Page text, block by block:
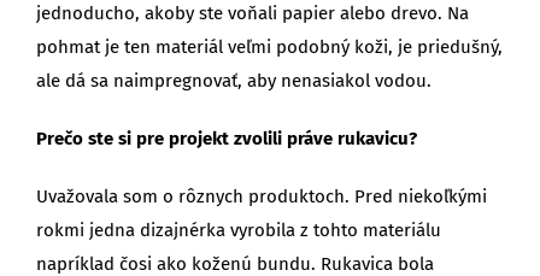
jednoducho, akoby ste voňali papier alebo drevo. Na
pohmat je ten materiál veľmi podobný koži, je priedušný,
ale dá sa naimpregnovať, aby nenasiakol vodou.
Prečo ste si pre projekt zvolili práve rukavicu?
Uvažovala som o rôznych produktoch. Pred niekoľkými
rokmi jedna dizajnérka vyrobila z tohto materiálu
napríklad čosi ako koženú bundu. Rukavica bola